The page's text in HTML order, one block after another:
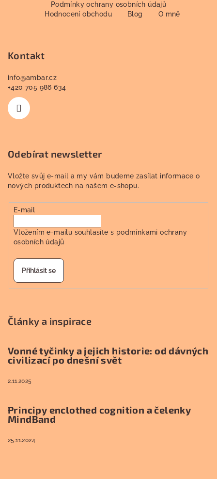
Podmínky ochrany osobních údajů
Hodnocení obchodu
Blog O mně
Kontakt
info@ambar.cz
+420 705 986 634
Odebírat newsletter
Vložte svůj e-mail a my vám budeme zasílat informace o
nových produktech na našem e-shopu.
E-mail
Vložením e-mailu souhlasíte s podmínkami ochrany
osobních údajů
Přihlásit se
Články a inspirace
Vonné tyčinky a jejich historie: od dávných
civilizací po dnešní svět
2.11.2025
Principy enclothed cognition a čelenky
MindBand
25.11.2024